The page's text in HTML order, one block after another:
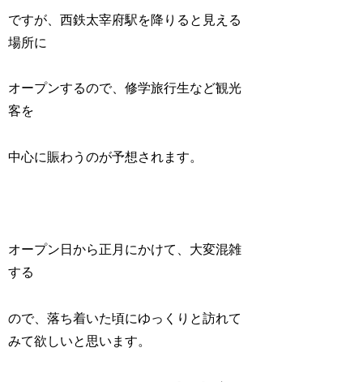
ですが、西鉄太宰府駅を降りると見える
場所に
オープンするので、修学旅行生など観光
客を
中心に賑わうのが予想されます。
オープン日から正月にかけて、大変混雑
する
ので、落ち着いた頃にゆっくりと訪れて
みて欲しいと思います。